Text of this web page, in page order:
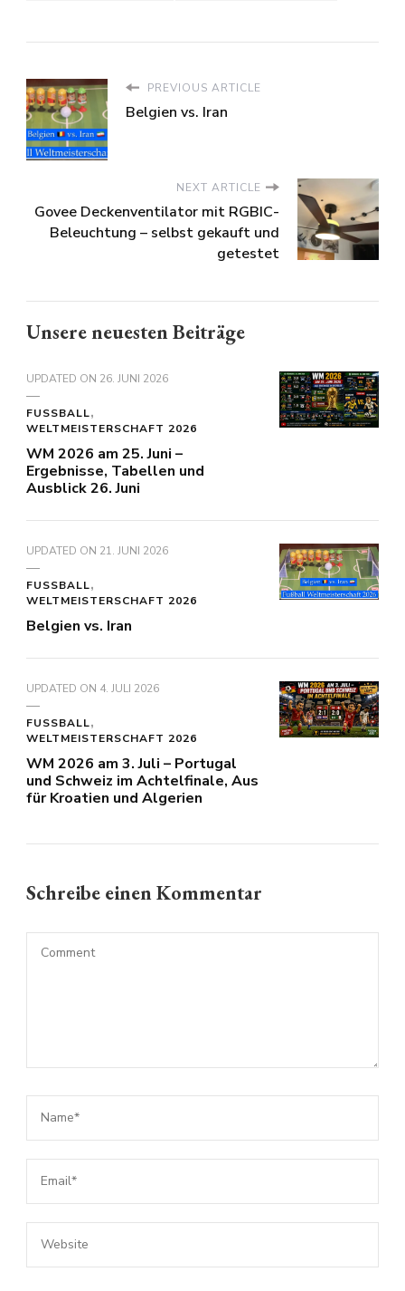
PREVIOUS ARTICLE
Belgien vs. Iran
NEXT ARTICLE
Govee Deckenventilator mit RGBIC-
Beleuchtung – selbst gekauft und
getestet
Unsere neuesten Beiträge
UPDATED ON 26. JUNI 2026
FUSSBALL
WELTMEISTERSCHAFT 2026
WM 2026 am 25. Juni –
Ergebnisse, Tabellen und
Ausblick 26. Juni
UPDATED ON 21. JUNI 2026
FUSSBALL
WELTMEISTERSCHAFT 2026
Belgien vs. Iran
UPDATED ON 4. JULI 2026
FUSSBALL
WELTMEISTERSCHAFT 2026
WM 2026 am 3. Juli – Portugal
und Schweiz im Achtelfinale, Aus
für Kroatien und Algerien
Schreibe einen Kommentar